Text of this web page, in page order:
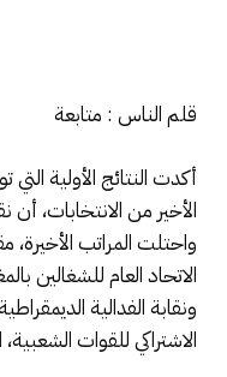
قلم الناس : متابعة
أكدت النتائج الأولية
الأخير من الانتخابات،
واحتلت المراتب الأخيرة،
الاتحاد العام للشغالين
ونقابة الفدالية
الاشتراكي للقوات